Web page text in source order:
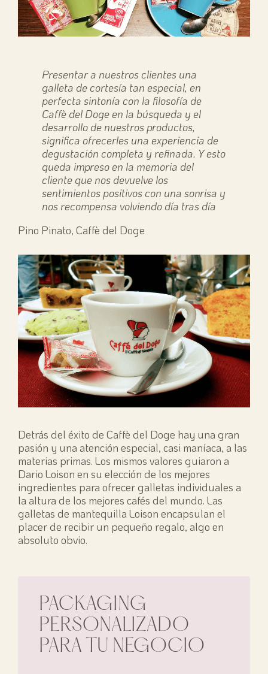
Presentar a nuestros clientes una
galleta de cortesía tan especial, en
perfecta sintonía con la filosofía de
Caffè del Doge en la búsqueda y el
desarrollo de nuestros productos,
significa ofrecerles una experiencia de
degustación completa y refinada. Y esto
queda impreso en la memoria del
cliente que nos devuelve los
sentimientos positivos con una sonrisa y
nos recompensa volviendo día tras día
Pino Pinato, Caffè del Doge
Detrás del éxito de Caffè del Doge hay una gran
pasión y una atención especial, casi maníaca, a las
materias primas. Los mismos valores guiaron a
Dario Loison en su elección de los mejores
ingredientes para ofrecer galletas individuales a
la altura de los mejores cafés del mundo. Las
galletas de mantequilla Loison encapsulan el
placer de recibir un pequeño regalo, algo en
absoluto obvio.
PACKAGING
PERSONALIZADO
PARA TU NEGOCIO